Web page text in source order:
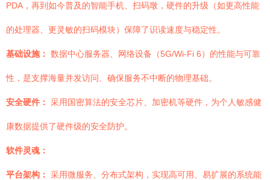
PDA，再到如今普及的智能手机、扫码墩，硬件的升级（如更高性能
的处理器、更灵敏的扫码模块）保障了识读速度与稳定性。
基础设施： 数据中心服务器、网络设备（5G/Wi-Fi 6）的性能与可靠
性，是支撑海量并发访问、确保服务不中断的物理基础。
安全硬件： 采用国密算法的安全芯片、加密机等硬件，为个人敏感健
康数据提供了硬件级的安全防护。
软件灵魂：
平台架构： 采用微服务、分布式架构，实现高可用、易扩展的系统能